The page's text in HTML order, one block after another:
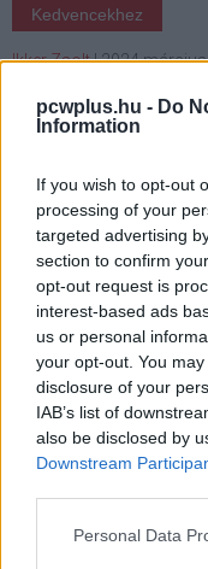
pcwplus.hu - Do
Information
If you wish to opt-out
processing of your
targeted advertising
section to confirm
opt-out request is
interest-based ads
us or personal
your opt-out. You
disclosure of your
IAB’s list of
also be disclosed by
Downstream
Please note that this
Personal Data
Kedvencekhez
Ikker Zsolt|2024 március
használják
közösségi
Több mint 20 évvel
berobbanása után
habár ezek a
lehetnek
használatuk a
életünk
kampányoknak
rosszabbak,